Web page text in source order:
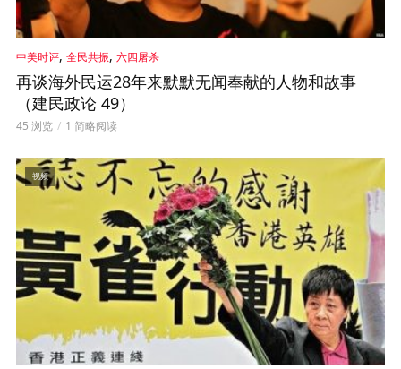
中美时评, 全民共振, 六四屠杀
再谈海外民运28年来默默无闻奉献的人物和故事
（建民政论 49）
45 浏览 1 简略阅读
视频